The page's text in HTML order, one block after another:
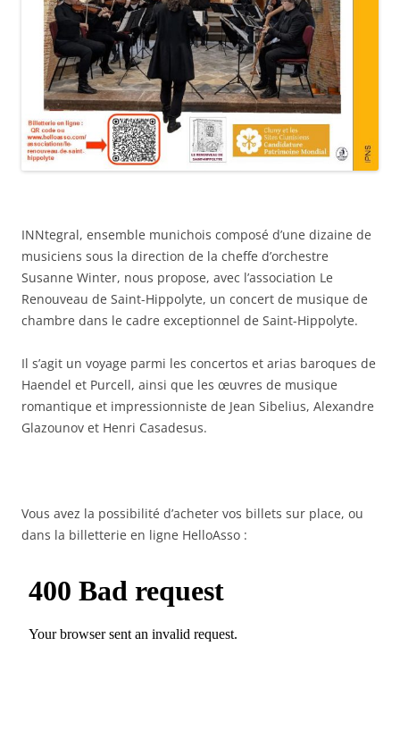
INNtegral, ensemble munichois composé d’une dizaine de
musiciens sous la direction de la cheffe d’orchestre
Susanne Winter, nous propose, avec l’association Le
Renouveau de Saint-Hippolyte, un concert de musique de
chambre dans le cadre exceptionnel de Saint-Hippolyte.
Il s’agit un voyage parmi les concertos et arias baroques de
Haendel et Purcell, ainsi que les œuvres de musique
romantique et impressionniste de Jean Sibelius, Alexandre
Glazounov et Henri Casadesus.
Vous avez la possibilité d’acheter vos billets sur place, ou
dans la billetterie en ligne HelloAsso :